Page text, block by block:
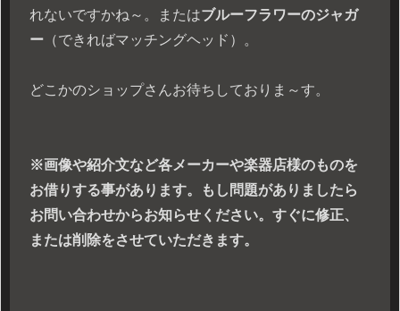
れないですかね～。またはブルーフラワーのジャガ
ー （できればマッチングヘッド）。
どこかのショップさんお待ちしておりま～す。
※画像や紹介文など各メーカーや楽器店様のものを
お借りする事があります。もし問題がありましたら
お問い合わせからお知らせください。すぐに修正、
または削除をさせていただきます。